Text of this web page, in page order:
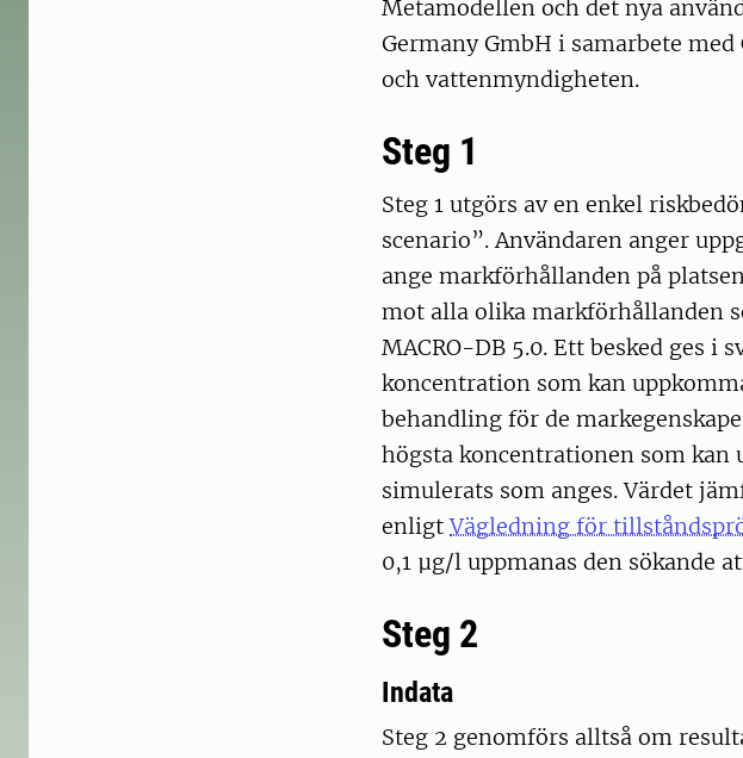
Metamodellen och det nya
Germany GmbH i samarbete
och vattenmyndigheten.
Steg 1
Steg 1 utgörs av en enkel
scenario”. Användaren anger
ange markförhållanden på
mot alla olika markförhållanden
MACRO-DB 5.0. Ett besked ges i
koncentration som kan
behandling för de
högsta koncentrationen som kan
simulerats som anges. Värdet
enligtVägledning för
0,1 µg/l uppmanas den sökande
Steg 2
Indata
Steg 2 genomförs alltså om